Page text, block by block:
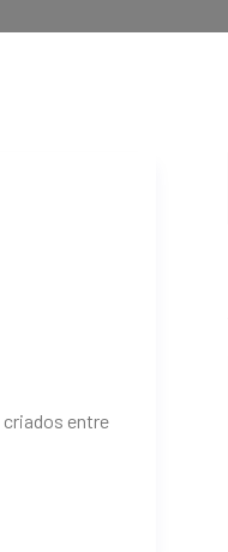
criados entre